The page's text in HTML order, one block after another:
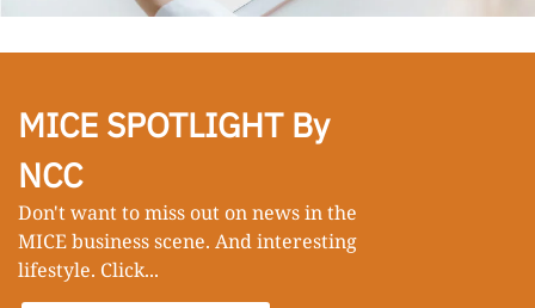
MICE SPOTLIGHT By
NCC
Don't want to miss out on news in the
MICE business scene. And interesting
lifestyle. Click...